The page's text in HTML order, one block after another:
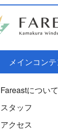
メインコン
Fareastについて
スタッフ
アクセス